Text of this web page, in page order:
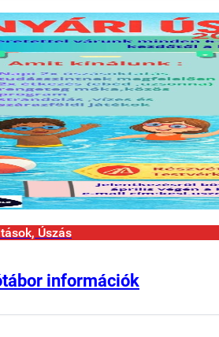
Úszás
információk